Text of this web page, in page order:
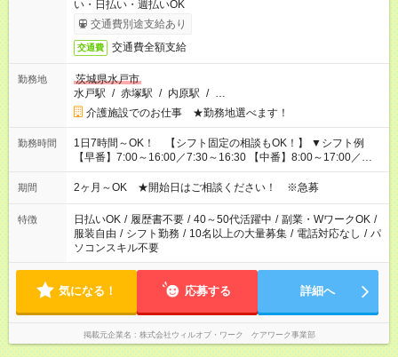
い・日払い・週払いOK
交通費別途支給あり
交通費 交通費全額支給
勤務地
茨城県水戸市
水戸駅 / 赤塚駅 / 内原駅 / …
介護施設でのお仕事 ★勤務地選べます！
勤務時間
1日7時間～OK！ 【シフト固定の相談もOK！】 ▼シフト例
【早番】7:00～16:00／7:30～16:30 【中番】8:00～17:00／
9:00～18:00 【遅番】11:00～20:00／13:00～22:00
期間 2ヶ月～OK ★開始日はご相談ください！ ※急募
特徴 日払いOK / 履歴書不要 / 40～50代活躍中 / 副業・WワークOK /
服装自由 / シフト勤務 / 10名以上の大量募集 / 電話対応なし / パ
ソコンスキル不要
気になる！ 応募する 詳細へ
掲載元企業名 株式会社ウィルオブ・ワーク ケアワーク事業部